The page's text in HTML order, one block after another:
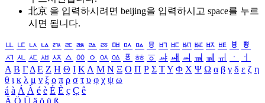
北京 을 입력하시려면 beijing을 입력하시고 space를 누르
시면 됩니다.
ㅥ ㅦ ㅧ ㅨ ㅩ ㅪ ㅫ ㅬ ㅭ ㅮ ㅯ ㅰ ㅱ ㅲ ㅳ ㅴ ㅵ ㅶ ㅷ ㅸ
ㅹ
ㅺ ㅻ ㅼ ㅽ ㅾ ㅿ ㆀ ㆁ ㆂ ㆃ ㆄ ㆅ ㆆ ㆇ ㆈ ㆉ ㆊ ㆋ ㆌ ㆍ
ㆎ
Α Β ΓΔ Ε Ζ Η Θ Ι ΚΛ Μ Ν Ξ Ο Π Ρ Σ ΤΥ Φ Χ Ψ Ω α β γ δ ε ζ η
θ ι κ λ μ ν ξ ο π ρ σ τ υ φ χ ψ ω
á à Á À é è É È ç Ç ê